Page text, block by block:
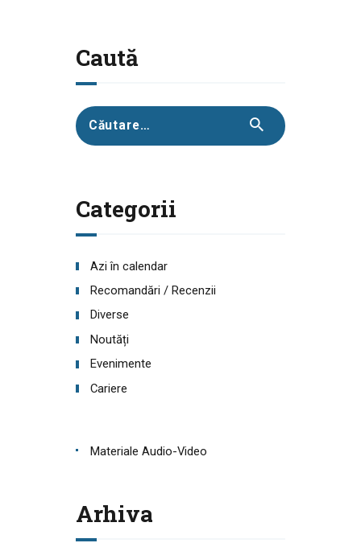
Caută
Caută
după:
Categorii
Azi în calendar
Recomandări / Recenzii
Diverse
Noutăți
Evenimente
Cariere
Materiale Audio-Video
Arhiva